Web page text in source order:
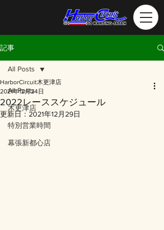
記事
All Posts
木更津店
特別営業時間
幕張新都心店
All Posts
2022レーススケジュール
HarborCircuit木更津店
2021年12月24日
更新日： 2021年12月29日